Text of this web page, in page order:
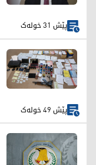
پێش 31 خولەک
پێش 49 خولەک